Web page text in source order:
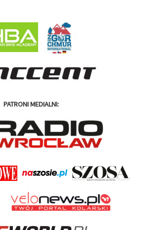
PATRONI MEDIALNI: